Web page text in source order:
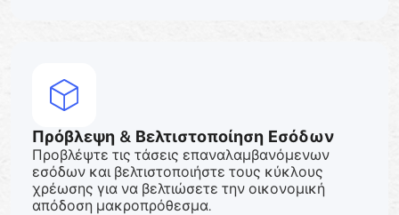
Πρόβλεψη & Βελτιστοποίηση Εσόδων
Προβλέψτε τις τάσεις επαναλαμβανόμενων
εσόδων και βελτιστοποιήστε τους κύκλους
χρέωσης για να βελτιώσετε την οικονομική
απόδοση μακροπρόθεσμα.